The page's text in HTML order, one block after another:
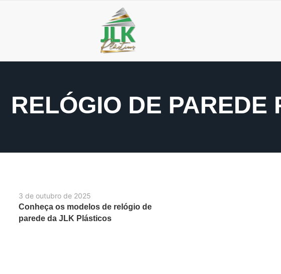
RELÓGIO DE PAREDE
3 de outubro de 2025
Conheça os modelos de relógio de
parede da JLK Plásticos